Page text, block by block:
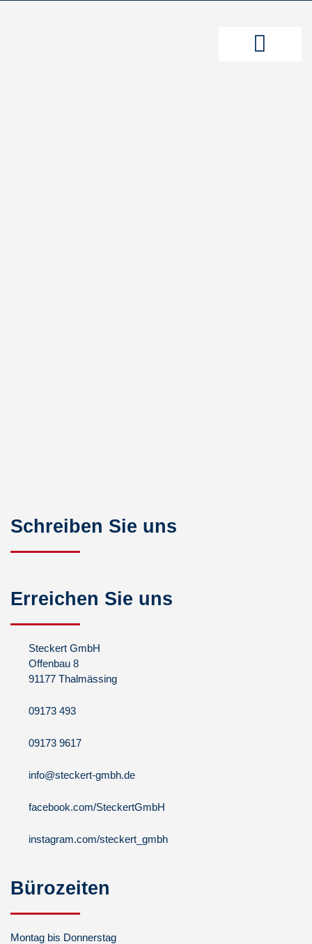
Erreichen Sie uns
Steckert GmbH
Offenbau 8
91177 Thalmässing
09173 493
09173 9617
info@steckert-gmbh.de
facebook.com/SteckertGmbH
instagram.com/steckert_gmbh
Bürozeiten
Montag bis Donnerstag
Schreiben Sie uns